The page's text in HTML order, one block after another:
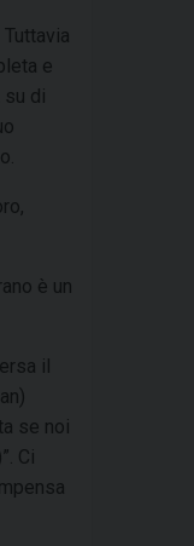
e
su di
è un
il
se noi
Ci